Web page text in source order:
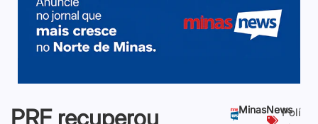
MinasNewsPolí
PRF recuperou